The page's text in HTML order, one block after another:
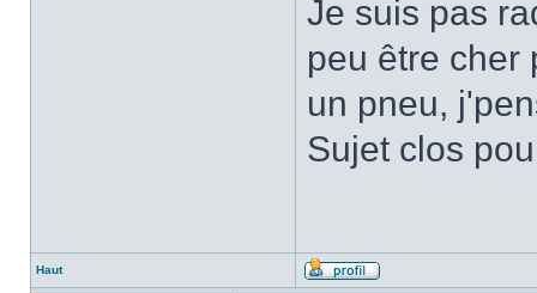
Je suis pas
peu être cher
un pneu,
Sujet clos
Haut